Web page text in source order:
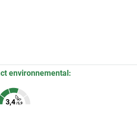
environnemental: